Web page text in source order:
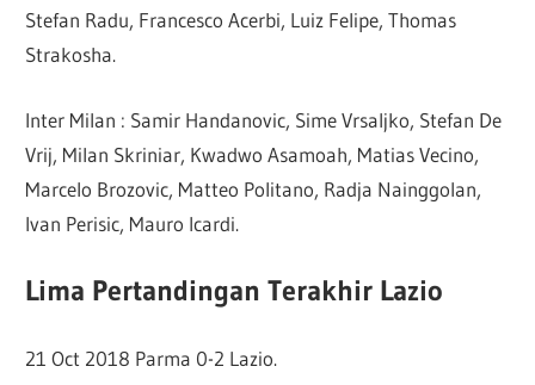
Stefan Radu, Francesco Acerbi, Luiz Felipe, Thomas
Strakosha.
Inter Milan : Samir Handanovic, Sime Vrsaljko, Stefan De
Vrij, Milan Skriniar, Kwadwo Asamoah, Matias Vecino,
Marcelo Brozovic, Matteo Politano, Radja Nainggolan,
Ivan Perisic, Mauro Icardi.
Lima Pertandingan Terakhir Lazio
21 Oct 2018 Parma 0-2 Lazio.